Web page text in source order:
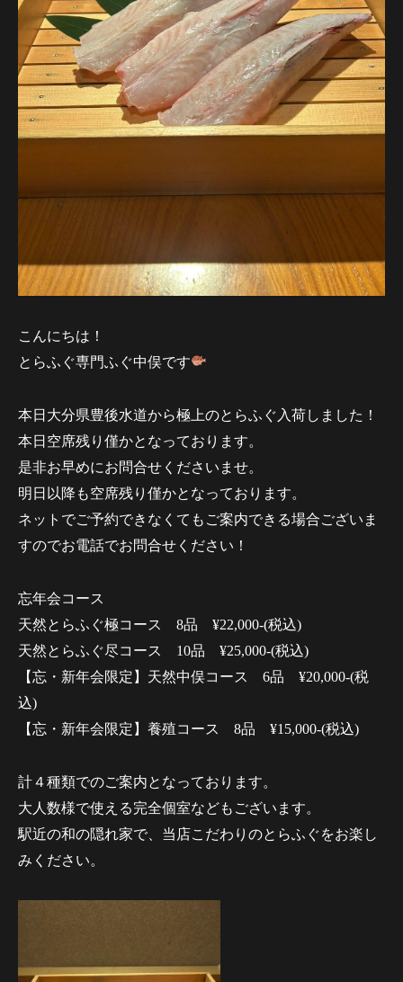
こんにちは！
とらふぐ専門ふぐ中俣です
本日大分県豊後水道から極上のとらふぐ入荷しました！
本日空席残り僅かとなっております。
是非お早めにお問合せくださいませ。
明日以降も空席残り僅かとなっております。
ネットでご予約できなくてもご案内できる場合ございま
すのでお電話でお問合せください！
忘年会コース
天然とらふぐ極コース 8品 ¥22,000-(税込)
天然とらふぐ尽コース 10品 ¥25,000-(税込)
【忘・新年会限定】天然中俣コース 6品 ¥20,000-(税
込)
【忘・新年会限定】養殖コース 8品 ¥15,000-(税込)
計４種類でのご案内となっております。
大人数様で使える完全個室などもございます。
駅近の和の隠れ家で、当店こだわりのとらふぐをお楽し
みください。